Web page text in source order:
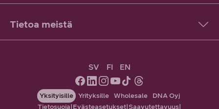
Tietoa meistä
SV FI EN
Yksityisille Yrityksille Wholesale
DNA Oyj
Tietosuoja|Evästeasetukset|Saavutettavuus|